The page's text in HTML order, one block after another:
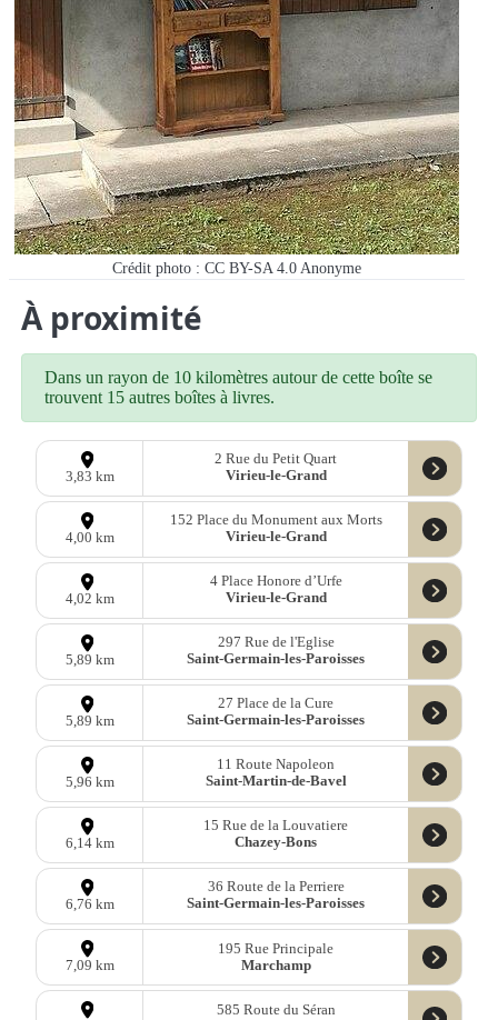
Crédit photo : CC BY-SA 4.0 Anonyme
À proximité
Dans un rayon de 10 kilomètres autour de cette boîte se
trouvent 15 autres boîtes à livres.
3,83 km
2 Rue du Petit Quart
Virieu-le-Grand
4,00 km
152 Place du Monument aux Morts
Virieu-le-Grand
4,02 km
4 Place Honore d’Urfe
Virieu-le-Grand
5,89 km
297 Rue de l'Eglise
Saint-Germain-les-Paroisses
5,89 km
27 Place de la Cure
Saint-Germain-les-Paroisses
5,96 km
11 Route Napoleon
Saint-Martin-de-Bavel
6,14 km
15 Rue de la Louvatiere
Chazey-Bons
6,76 km
36 Route de la Perriere
Saint-Germain-les-Paroisses
7,09 km
195 Rue Principale
Marchamp
585 Route du Séran